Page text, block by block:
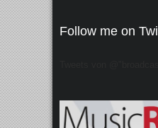
Follow me on